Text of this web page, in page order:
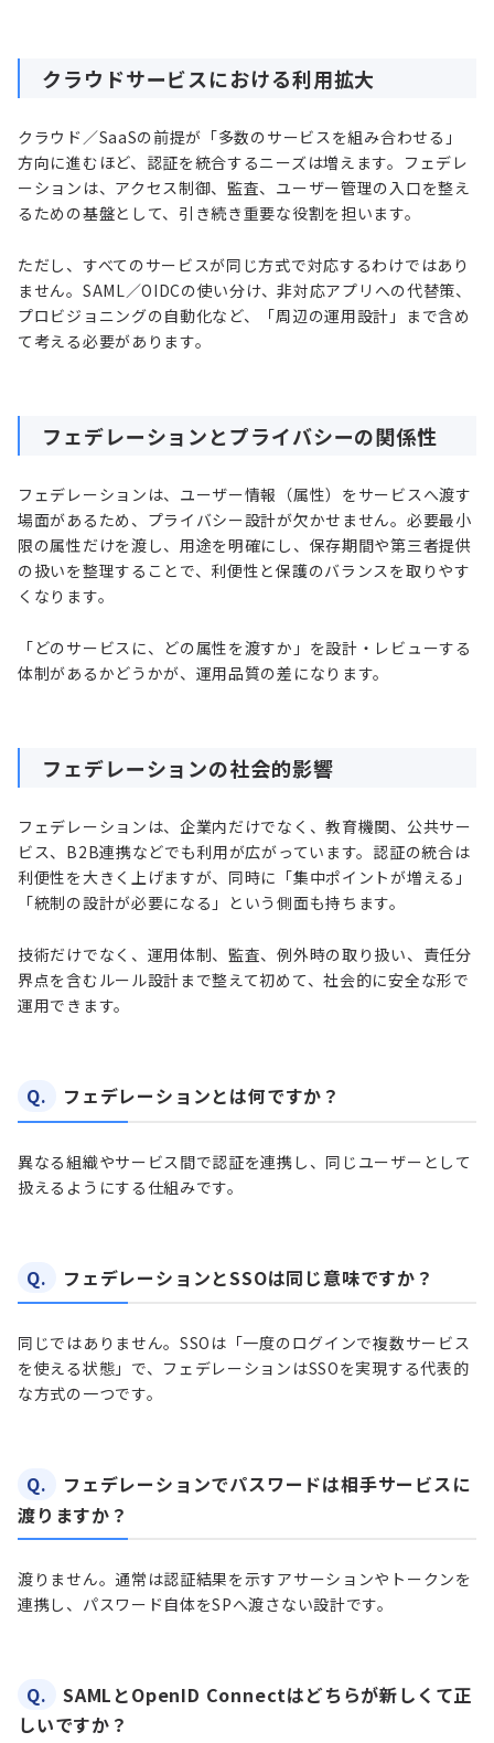
クラウドサービスにおける利用拡大
クラウド／SaaSの前提が「多数のサービスを組み合わせる」
方向に進むほど、認証を統合するニーズは増えます。フェデレ
ーションは、アクセス制御、監査、ユーザー管理の入口を整え
るための基盤として、引き続き重要な役割を担います。
ただし、すべてのサービスが同じ方式で対応するわけではあり
ません。SAML／OIDCの使い分け、非対応アプリへの代替策、
プロビジョニングの自動化など、「周辺の運用設計」まで含め
て考える必要があります。
フェデレーションとプライバシーの関係性
フェデレーションは、ユーザー情報（属性）をサービスへ渡す
場面があるため、プライバシー設計が欠かせません。必要最小
限の属性だけを渡し、用途を明確にし、保存期間や第三者提供
の扱いを整理することで、利便性と保護のバランスを取りやす
くなります。
「どのサービスに、どの属性を渡すか」を設計・レビューする
体制があるかどうかが、運用品質の差になります。
フェデレーションの社会的影響
フェデレーションは、企業内だけでなく、教育機関、公共サー
ビス、B2B連携などでも利用が広がっています。認証の統合は
利便性を大きく上げますが、同時に「集中ポイントが増える」
「統制の設計が必要になる」という側面も持ちます。
技術だけでなく、運用体制、監査、例外時の取り扱い、責任分
界点を含むルール設計まで整えて初めて、社会的に安全な形で
運用できます。
Q. フェデレーションとは何ですか？
異なる組織やサービス間で認証を連携し、同じユーザーとして
扱えるようにする仕組みです。
Q. フェデレーションとSSOは同じ意味ですか？
同じではありません。SSOは「一度のログインで複数サービス
を使える状態」で、フェデレーションはSSOを実現する代表的
な方式の一つです。
Q.
フェデレーションでパスワードは相手サービスに
渡りますか？
渡りません。通常は認証結果を示すアサーションやトークンを
連携し、パスワード自体をSPへ渡さない設計です。
Q.
SAMLとOpenID Connectはどちらが新しくて正
しいですか？